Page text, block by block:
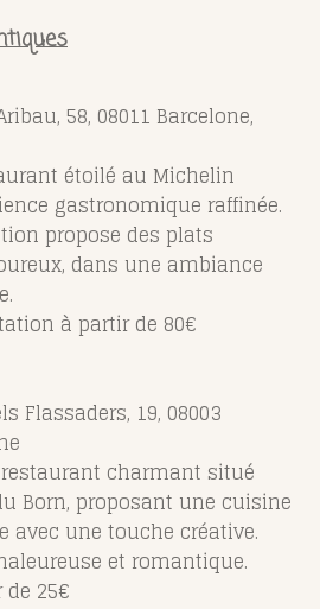
58, 08011 Barcelone,
étoilé au Michelin
gastronomique raffinée.
propose des plats
dans une ambiance
à partir de 80€
Flassaders, 19, 08003
charmant situé
Born, proposant une cuisine
avec une touche créative.
et romantique.
25€